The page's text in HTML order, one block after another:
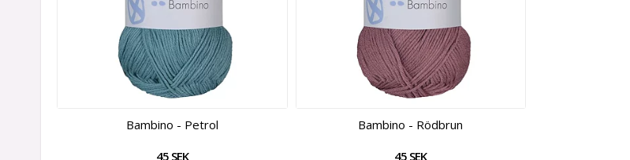
Bambino - Petrol
45 SEK
Bambino - Rödbrun
45 SEK